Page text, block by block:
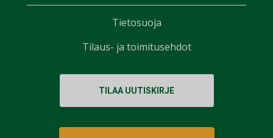
TILAA UUTISKIRJE
Tietosuoja
Tilaus- ja toimitusehdot